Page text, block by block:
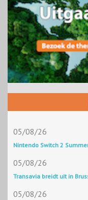
05/08/26
Nintendo Switch 2
05/08/26
Transavia breidt uit in
05/08/26